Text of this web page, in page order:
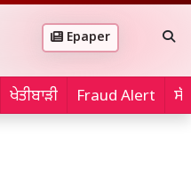
Epaper
ਖੇਤੀਬਾੜੀ Fraud Alert